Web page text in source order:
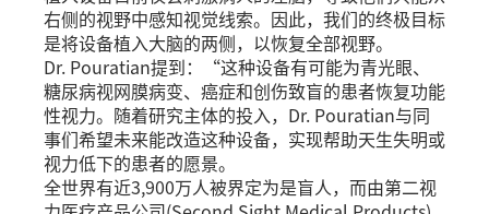
右侧的视野中感知视觉线索。因此，我们的终极目标
是将设备植入大脑的两侧，以恢复全部视野。
Dr. Pouratian提到：“这种设备有可能为青光眼、
糖尿病视网膜病变、癌症和创伤致盲的患者恢复功能
性视力。随着研究主体的投入，Dr. Pouratian与同
事们希望未来能改造这种设备，实现帮助天生失明或
视力低下的患者的愿景。
全世界有近3,900万人被界定为是盲人，而由第二视